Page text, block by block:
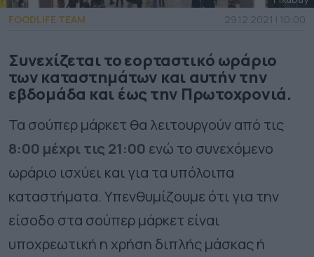
FOODLIFE TEAM
29.12.2021 | 10:00
Συνεχίζεται το εορταστικό ωράριο
των καταστημάτων και αυτήν την
εβδομάδα και έως την Πρωτοχρονιά.
Τα σούπερ μάρκετ θα λειτουργούν από τις
8:00 μέχρι τις 21:00 ενώ το συνεχόμενο
ωράριο ισχύει και για τα υπόλοιπα
καταστήματα. Υπενθυμίζουμε ότι για την
είσοδο στα σούπερ μάρκετ είναι
υποχρεωτική η χρήση διπλής μάσκας ή